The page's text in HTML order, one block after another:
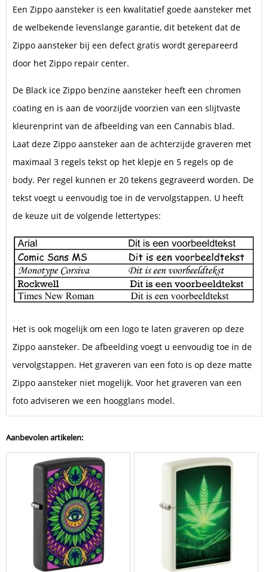
Een Zippo aansteker is een kwalitatief goede aansteker met
de welbekende levenslange garantie, dit betekent dat de
Zippo aansteker bij een defect gratis wordt gerepareerd
door het Zippo repair center.
De Black ice Zippo benzine aansteker heeft een chromen
coating en is aan de voorzijde voorzien van een slijtvaste
kleurenprint van de afbeelding van een Cannabis blad.
Laat deze Zippo aansteker aan de achterzijde graveren met
maximaal 3 regels tekst op het klepje en 5 regels op de
body. Per regel kunnen er 20 tekens gegraveerd worden. De
tekst voegt u eenvoudig toe in de vervolgstappen. U heeft
de keuze uit de volgende lettertypes:
Het is ook mogelijk om een logo te laten graveren op deze
Zippo aansteker. De afbeelding voegt u eenvoudig toe in de
vervolgstappen. Het graveren van een foto is op deze matte
Zippo aansteker niet mogelijk. Voor het graveren van een
foto adviseren we een hoogglans model.
Aanbevolen artikelen: